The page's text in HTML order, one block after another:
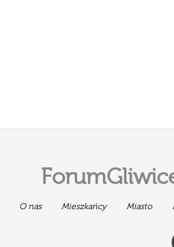
O nas Mieszkańcy Miasto